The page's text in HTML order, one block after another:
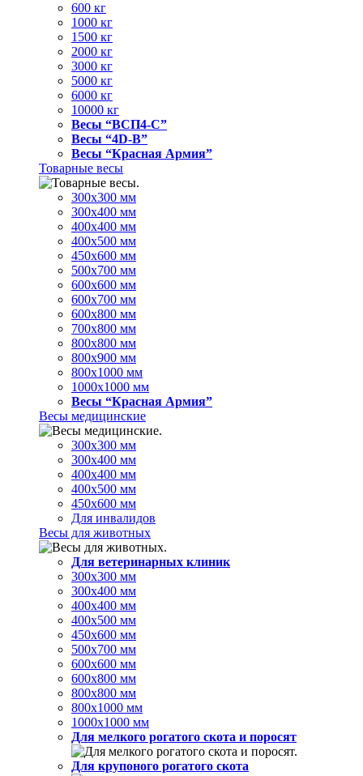
600 кг
1000 кг
1500 кг
2000 кг
3000 кг
5000 кг
6000 кг
10000 кг
Весы “ВСП4-С”
Весы “4D-В”
Весы “Красная Армия”
Товарные весы
300х300 мм
300х400 мм
400х400 мм
400х500 мм
450х600 мм
500х700 мм
600х600 мм
600х700 мм
600х800 мм
700х800 мм
800х800 мм
800х900 мм
800х1000 мм
1000х1000 мм
Весы “Красная Армия”
Весы медицинские
300х300 мм
300х400 мм
400х400 мм
400х500 мм
450х600 мм
Для инвалидов
Весы для животных
Для ветеринарных клиник
300х300 мм
300х400 мм
400х400 мм
400х500 мм
450х600 мм
500х700 мм
600х600 мм
600х800 мм
800х800 мм
800х1000 мм
1000х1000 мм
Для мелкого рогатого скота и поросят
Для крупоного рогатого скота